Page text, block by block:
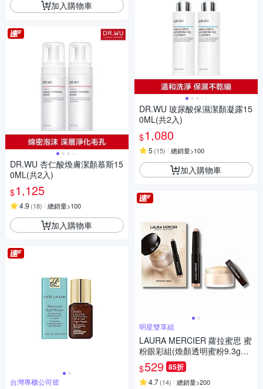
加入購物車
DR.WU 杏仁酸煥膚潔顏慕斯15
0ML(共2入)
$1,125
4.9 (18) 總銷量>100
加入購物車
台灣專櫃公司貨
DR.WU 玻尿酸保濕潔顏凝露15
0ML(共2入)
$1,080
5 (15) 總銷量>100
加入購物車
明星雙享組
LAURA MERCIER 蘿拉蜜思 蜜
粉眼彩組(煥顏透明蜜粉9.3g➕
奢華mini眼彩筆1g #Rose Gol
d) 旅行組
$529 85折
4.7(14) 總銷量>200